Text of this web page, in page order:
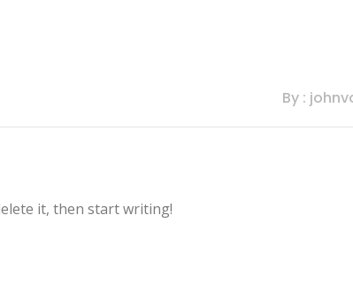
By :
it, then start writing!